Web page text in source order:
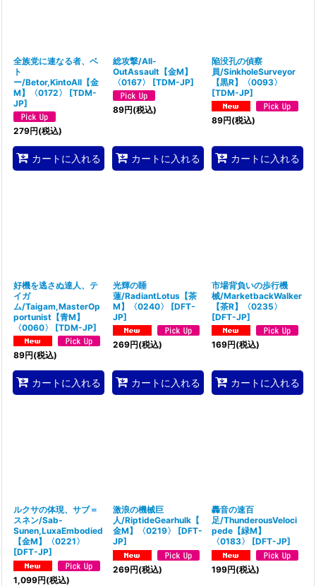
全族党に連なる者、ベ
ト
ー/Betor,KintoAll【金
M】〈0172〉
[TDM-
JP]
279円(税込)
カートに入れる
総攻撃/All-
OutAssault【金M】
〈0167〉
[TDM-JP]
89円(税込)
カートに入れる
陥没孔の偵察
員/SinkholeSurveyor
【黒R】〈0093〉
[TDM-JP]
89円(税込)
カートに入れる
好機を逃さぬ達人、テ
イガ
ム/Taigam,MasterOp
portunist【青M】
〈0060〉
[TDM-JP]
89円(税込)
カートに入れる
光輝の睡
蓮/RadiantLotus【茶
M】〈0240〉
[DFT-
JP]
269円(税込)
カートに入れる
市場背負いの歩行機
械/MarketbackWalker
【茶R】〈0235〉
[DFT-JP]
169円(税込)
カートに入れる
ルクサの体現、サブ＝
スネン/Sab-
Sunen,LuxaEmbodied
【金M】〈0221〉
[DFT-JP]
1,099円(税込)
激浪の機械巨
人/RiptideGearhulk【
金M】〈0219〉
[DFT-
JP]
269円(税込)
轟音の速百
足/ThunderousVeloci
pede【緑M】
〈0183〉
[DFT-JP]
199円(税込)